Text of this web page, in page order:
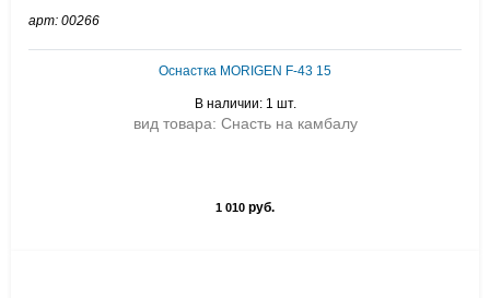
арт: 00266
Оснастка MORIGEN F-43 15
В наличии: 1 шт.
вид товара: Снасть на камбалу
1 010 руб.